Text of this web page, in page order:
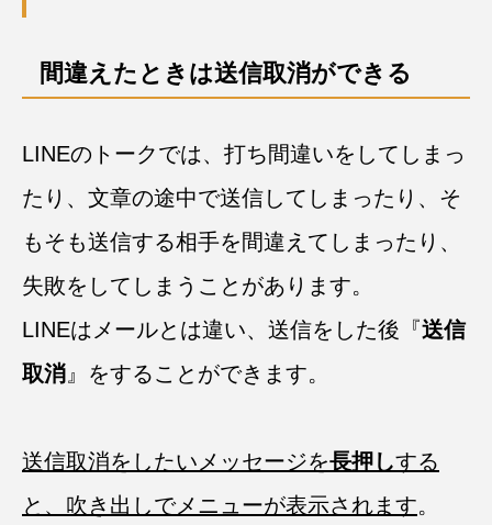
間違えたときは送信取消ができる
LINEのトークでは、打ち間違いをしてしまっ
たり、文章の途中で送信してしまったり、そ
もそも送信する相手を間違えてしまったり、
失敗をしてしまうことがあります。
LINEはメールとは違い、送信をした後『送信
取消 』をすることができます。
送信取消をしたいメッセージを長押しする
と、吹き出しでメニューが表示されます。